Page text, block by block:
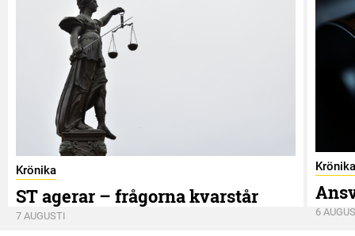
Krönika
ST agerar – frågorna kvarstår
7 AUGUSTI
Krönika
6